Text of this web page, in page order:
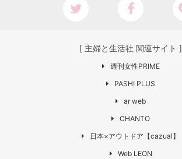
[ 主婦と生活社 関連サイト ]
週刊女性PRIME
PASH! PLUS
ar web
CHANTO
日本×アウトドア【cazual】
Web LEON